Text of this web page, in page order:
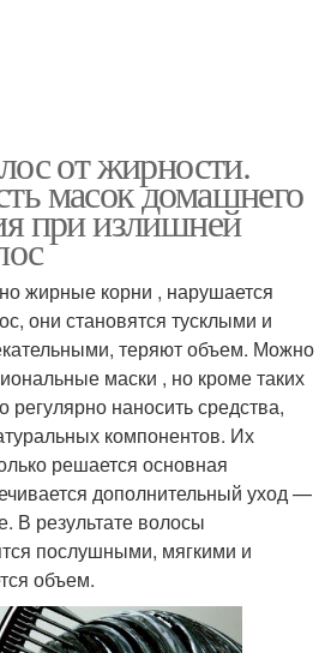
от жирности.
масок домашнего
при излишней
жирные корни , нарушается
они становятся тусклыми и
теряют объем. Можно
маски , но кроме таких
регулярно наносить средства,
компонентов. Их
решается основная
дополнительный уход —
В результате волосы
послушными, мягкими и
объем.